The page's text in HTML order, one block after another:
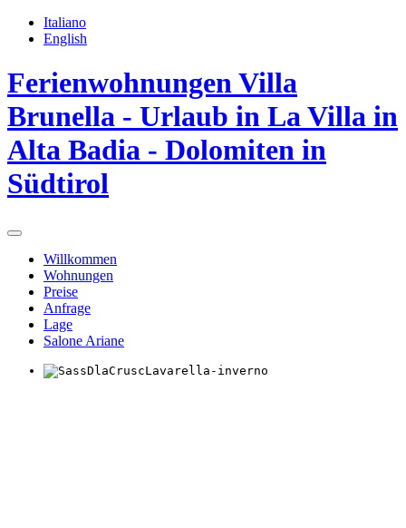
Italiano
English
Ferienwohnungen Villa
Brunella - Urlaub in La Villa in
Alta Badia - Dolomiten in
Südtirol
Willkommen
Wohnungen
Preise
Anfrage
Lage
Salone Ariane